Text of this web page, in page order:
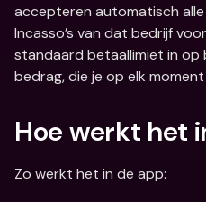
accepteren automatisch
Incasso’s van dat bedrijf
standaard betaallimiet in op
bedrag, die je op elk
Hoe werkt het
Zo werkt het in de app: